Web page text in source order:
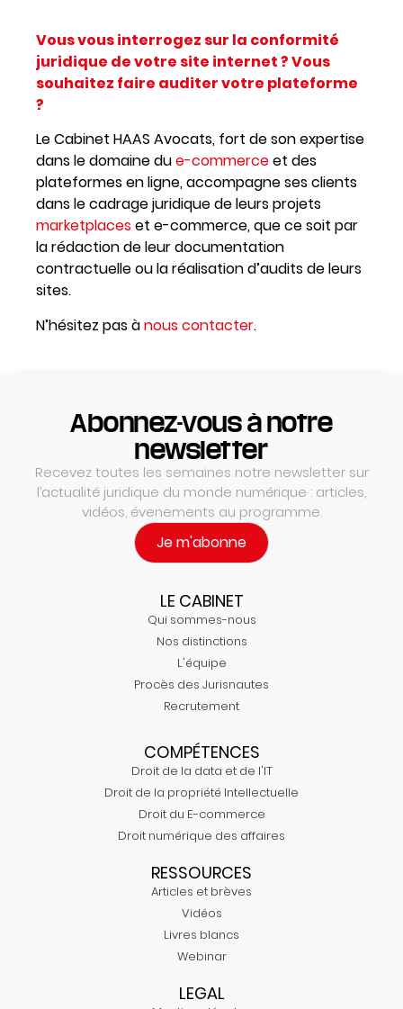
Vous vous interrogez sur la conformité
juridique de votre site internet ? Vous
souhaitez faire auditer votre plateforme
?
Le Cabinet HAAS Avocats, fort de son expertise
dans le domaine due-commerceet des
plateformes en ligne, accompagne ses clients
dans le cadrage juridique de leurs projets
marketplaceset e-commerce, que ce soit par
la rédaction de leur documentation
contractuelle ou la réalisation d’audits de leurs
sites.
N’hésitez pas ànous contacter.
Abonnez-vous à notre
newsletter
Recevez toutes les semaines notre newsletter sur
l’actualité juridique du monde numérique : articles,
vidéos, évenements au programme.
Je m'abonne
LE CABINET
Qui sommes-nous
Nos distinctions
L'équipe
Procès des Jurisnautes
Recrutement
COMPÉTENCES
Droit de la data et de l'IT
Droit de la propriété Intellectuelle
Droit du E-commerce
Droit numérique des affaires
RESSOURCES
Articles et brèves
Vidéos
Livres blancs
Webinar
LEGAL